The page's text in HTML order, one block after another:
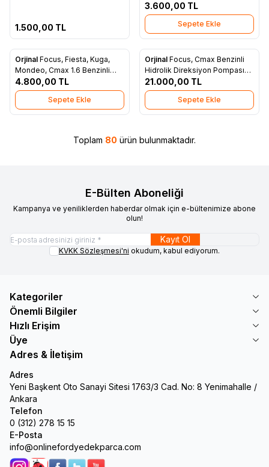
1.500,00 TL
Eksoz Eksantrik Dişlisi (Orjinal)
(4M5G 6C524 ZA)
3.600,00 TL
Sepete Ekle
Yeni
Favorilere Ekle
Orjinal Focus, Fiesta, Kuga,
Mondeo, Cmax 1.6 Benzinli
Vanoslu Emme Eksantrik Dişlisi
Orjinal (DS7G 6C524 AA)
4.800,00 TL
Sepete Ekle
Yeni
Favorilere Ekle
Orjinal Focus, Cmax Benzinli
Hidrolik Direksiyon Pompası
(Power) (Orjinal) (4M51 3A696
AE)
21.000,00 TL
Sepete Ekle
Toplam 80 ürün bulunmaktadır.
E-Bülten Aboneliği
Kampanya ve yeniliklerden haberdar olmak için e-bültenimize abone
olun!
Kayıt Ol
KVKK Sözleşmesi'ni okudum, kabul ediyorum.
Kategoriler
Önemli Bilgiler
Hızlı Erişim
Üye
Adres & İletişim
Adres
Yeni Başkent Oto Sanayi Sitesi 1763/3 Cad. No: 8 Yenimahalle /
Ankara
Telefon
0 (312) 278 15 15
E-Posta
info@onlinefordyedekparca.com